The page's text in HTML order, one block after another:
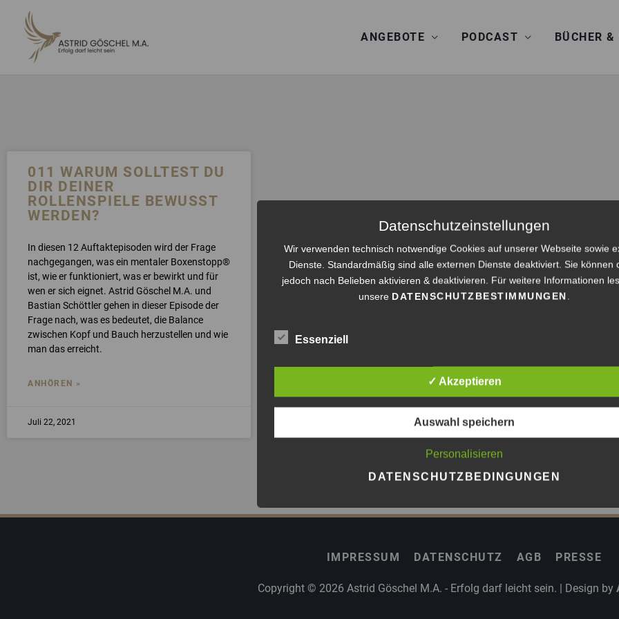
INHALT
SPRINGEN
ANGEBOTE PODCAST BÜCHER
011 WARUM SOLLTEST DU
DIR DEINER
ROLLENSPIELE BEWUSST
WERDEN?
In diesen 12 Auftaktepisoden wird der Frage
nachgegangen, was ein mentaler Boxenstopp®
ist, wie er funktioniert, was er bewirkt und für
wen er sich eignet. Astrid Göschel M.A. und
Bastian Schöttler gehen in dieser Episode der
Frage nach, was es bedeutet, die Balance
zwischen Kopf und Bauch herzustellen und wie
man das erreicht.
ANHÖREN »
Juli 22, 2021
IMPRESSUM DATENSCHUTZ AGB PRESSE
Copyright © 2026 Astrid Göschel M.A. - Erfolg darf leicht sein. | Design by
Datenschutzeinstellungen
Wir verwenden technisch notwendige Cookies auf unserer Webseite sowie
Dienste. Standardmäßig sind alle externen Dienste deaktiviert. Sie können
jedoch nach Belieben aktivieren & deaktivieren. Für weitere Informationen
unsere DATENSCHUTZBESTIMMUNGEN.
Essenziell
✓ Akzeptieren
Auswahl speichern
Personalisieren
DATENSCHUTZBEDINGUNGEN